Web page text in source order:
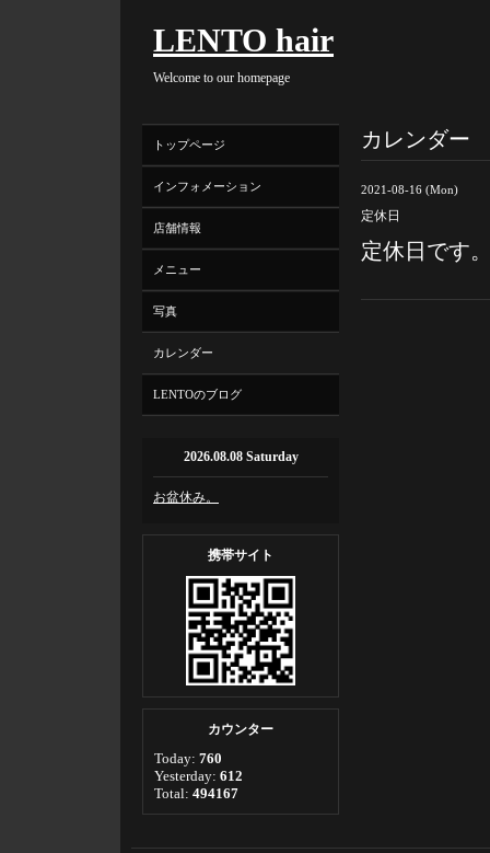
LENTO hair
Welcome to our homepage
カレンダー
2021-08-16 (Mon)
定休日
定休日です
トップページ
インフォメーション
店舗情報
メニュー
写真
カレンダー
LENTOのブログ
2026.08.08 Saturday
お盆休み。
携帯サイト
カウンター
Today: 760
Yesterday: 612
Total: 494167